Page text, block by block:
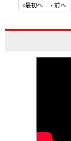
«最初へ ‹ 前へ